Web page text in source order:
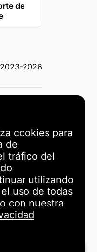
cookies para
de
tráfico del
utilizando
uso de todas
con nuestra
de
2026
o
son
al
de sus